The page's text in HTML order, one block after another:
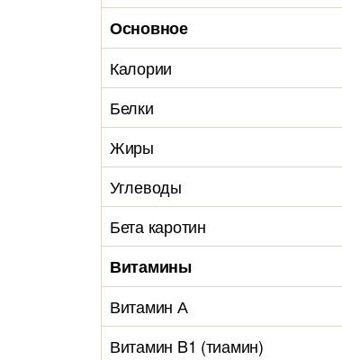
Основное
Калории
Белки
Жиры
Углеводы
Бета каротин
Витамины
Витамин А
Витамин B1 (тиамин)